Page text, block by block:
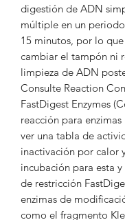
digestión de ADN
múltiple en un
15 minutos, por lo
cambiar el tampón ni
limpieza de ADN
Consulte Reaction
FastDigest Enzymes
reacción para
ver una tabla de
inactivación por calor
incubación para esta
de restricción
enzimas de
como el fragmento